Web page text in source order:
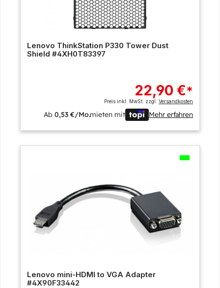
Lenovo ThinkStation P330 Tower Dust
Shield #4XH0T83397
22,90 €*
Preis inkl. MwSt. zzgl.Versandkosten
Ab0,53 €/Mo.mieten mit Mehr erfahren
Lenovo mini-HDMI to VGA Adapter
#4X90F33442